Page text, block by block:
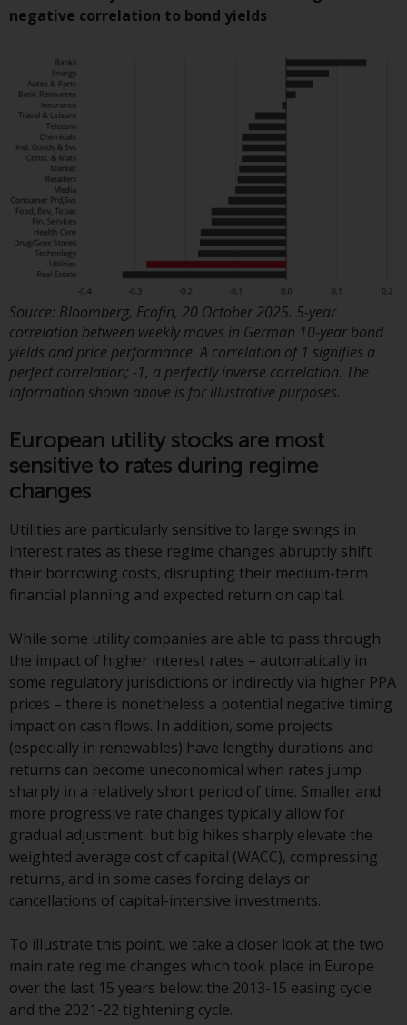
durch die FINMA. Redwheel-
verwaltete Fonds, die nicht von
dürfen in der Schweiz nur
qualifizierten Anlegern im Sinne
von Artikel 10 Absatz 1
angeboten werden. 3 und Abs.
3ter KAG („Qualifizierte Anleger“).
Der Vertreter der von Redwheel
verwalteten Fonds in der Schweiz
ist FIRST INDEPENDENT FUND
SERVICES LTD, Feldeggstrasse 12,
CH-8008 Zürich. Zahlstelle der von
Redwheel verwalteten Fonds in
der Schweiz ist die Helvetische
Bank AG, Seefeldstrasse 215, CH-
8008 Zürich. Der
Verkaufsprospekt oder ein
Redwheel verwalteten Fonds, die
Gründungsdokumente, die
Jahresberichte und, sofern von
verwalteten Fonds erstellt, die
Halbjahresberichte und/oder das
Basisinformationsblatt (PRIIPs
KID) sind kostenlos erhältlich vom
auf die qualifizierten Anlegern in
der Schweiz angebotenen Aktien
ist der Erfüllungsort der
eingetragene Sitz des Schweizer
Vertreters. Gerichtsstand ist am
Sitz des Schweizer Vertreters
oder am Sitz oder Wohnsitz des
Anlegers.
Bestimmte Personen haben
möglicherweise Zugang zu
Informationen über Redwheel
Funds, eine
„Société d’Investissement à
Capital Variable“ nach
luxemburgischem Recht
gegründet wurde. Die Teilfonds
negative correlation to bond yields
Source: Bloomberg, Ecofin, 20 October 2025. 5-year
correlation between weekly moves in German 10-year bond
yields and price performance. A correlation of 1 signifies a
perfect correlation; -1, a perfectly inverse correlation. The
information shown above is for illustrative purposes.
European utility stocks are most
sensitive to rates during regime
changes
Utilities are particularly sensitive to large swings in
interest rates as these regime changes abruptly shift
their borrowing costs, disrupting their medium-term
financial planning and expected return on capital.
While some utility companies are able to pass through
the impact of higher interest rates – automatically in
some regulatory jurisdictions or indirectly via higher PPA
prices – there is nonetheless a potential negative timing
impact on cash flows. In addition, some projects
(especially in renewables) have lengthy durations and
returns can become uneconomical when rates jump
sharply in a relatively short period of time. Smaller and
more progressive rate changes typically allow for
gradual adjustment, but big hikes sharply elevate the
weighted average cost of capital (WACC), compressing
returns, and in some cases forcing delays or
cancellations of capital-intensive investments.
To illustrate this point, we take a closer look at the two
main rate regime changes which took place in Europe
over the last 15 years below: the 2013-15 easing cycle
and the 2021-22 tightening cycle.